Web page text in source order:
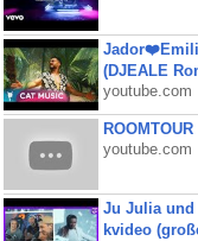
(DJEALE
youtube.com
youtube.com
Ju Julia und
kvideo